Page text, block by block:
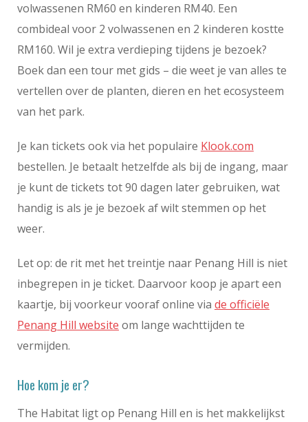
volwassenen RM60 en kinderen RM40. Een
combideal voor 2 volwassenen en 2 kinderen kostte
RM160. Wil je extra verdieping tijdens je bezoek?
Boek dan een tour met gids – die weet je van alles te
vertellen over de planten, dieren en het ecosysteem
van het park.
Je kan tickets ook via het populaire Klook.com
bestellen. Je betaalt hetzelfde als bij de ingang, maar
je kunt de tickets tot 90 dagen later gebruiken, wat
handig is als je je bezoek af wilt stemmen op het
weer.
Let op: de rit met het treintje naar Penang Hill is niet
inbegrepen in je ticket. Daarvoor koop je apart een
kaartje, bij voorkeur vooraf online via de officiële
Penang Hill website om lange wachttijden te
vermijden.
Hoe kom je er?
The Habitat ligt op Penang Hill en is het makkelijkst